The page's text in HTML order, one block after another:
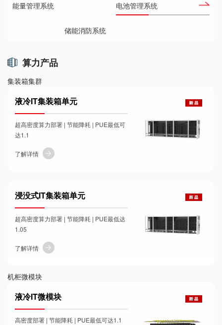
能量管理系统 电池管理系统
储能消防系统
算力产品
集装箱集群
液冷IT集装箱单元
超高密度算力部署 | 节能降耗 | PUE最低可
达1.1
了解详情
浸没式IT集装箱单元
超高密度算力部署 | 节能降耗 | PUE最低达
1.05
了解详情
机柜微模块
液冷IT微模块
高密度部署 | 节能降耗 | PUE最低可达1.1